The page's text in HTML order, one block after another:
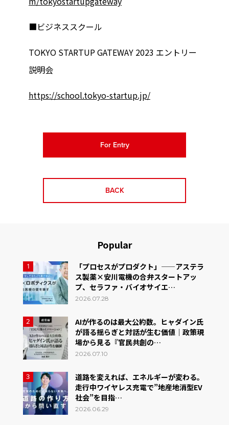
■ビジネススクール
TOKYO STARTUP GATEWAY 2023 エントリー
説明会
https://school.tokyo-startup.jp/
For Entry
BACK
Popular
1
「プロセスがプロダクト」——アステラ
ス製薬×安川電機の合弁スタートアッ
プ、セラファ・バイオサイエ…
2026.07.28
2
AIが作るのは最大公約数。ヒャダイン氏
が語る揺らぎと対話が生む価値｜政策現
場から見る『官民共創の…
2026.07.10
3
道路を変えれば、エネルギーが変わる。
走行中ワイヤレス充電で”地産地消型EV
社会”を目指…
2026.06.29